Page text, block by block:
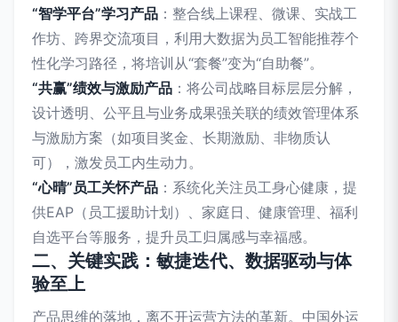
“智学平台”学习产品 ：整合线上课程、微课、实战工
作坊、跨界交流项目，利用大数据为员工智能推荐个
性化学习路径，将培训从“套餐”变为“自助餐”。
“共赢”绩效与激励产品 ：将公司战略目标层层分解，
设计透明、公平且与业务成果强关联的绩效管理体系
与激励方案（如项目奖金、长期激励、非物质认
可），激发员工内生动力。
“心晴”员工关怀产品 ：系统化关注员工身心健康，提
供EAP（员工援助计划）、家庭日、健康管理、福利
自选平台等服务，提升员工归属感与幸福感。
二、关键实践：敏捷迭代、数据驱动与体
验至上
产品思维的落地，离不开运营方法的革新。中国外运